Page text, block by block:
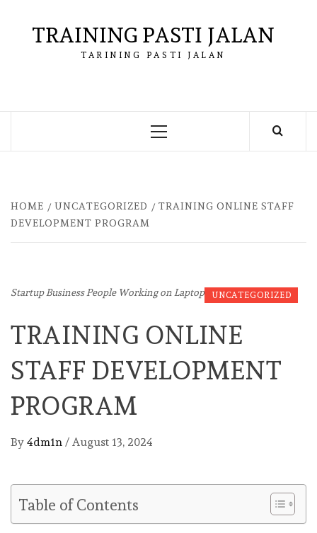
contentTRAINING PASTI JALAN
TARINING PASTI JALAN
Primary
HOME UNCATEGORIZED
TRAINING ONLINE STAFF
DEVELOPMENT PROGRAM
Startup Business People Working on Laptop UNCATEGORIZED
TRAINING ONLINE
STAFF DEVELOPMENT
PROGRAM
By 4dm1n / August 13, 2024
Table of Contents